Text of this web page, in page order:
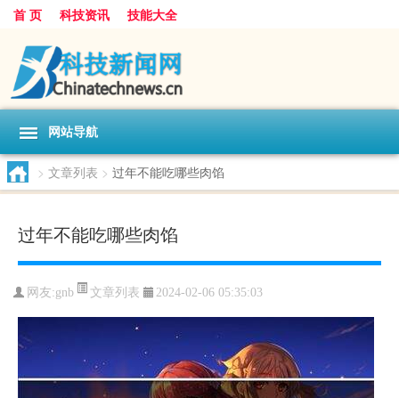
首 页 科技资讯 技能大全
网站导航
> 文章列表 > 过年不能吃哪些肉馅
过年不能吃哪些肉馅
网友:gnb 文章列表 2024-02-06 05:35:03